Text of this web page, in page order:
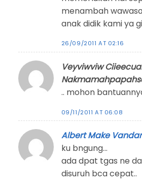
menambah
anak didik kami ya
26/09/2011 AT 02:16
Veyviwviw
.. mohon
09/11/2011 AT 06:08
Albert Make
ku bngung…
ada dpat tgas ne
disuruh bca cepat..